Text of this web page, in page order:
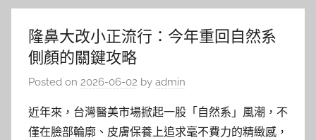
隆鼻大改小正流行：今年重回自然系
側顏的關鍵攻略
Posted on 2026-06-02 by admin
近年來，台灣醫美市場掀起一股「自然系」風潮，不
僅在臉部輪廓、皮膚保養上追求毫不費力的精緻感，